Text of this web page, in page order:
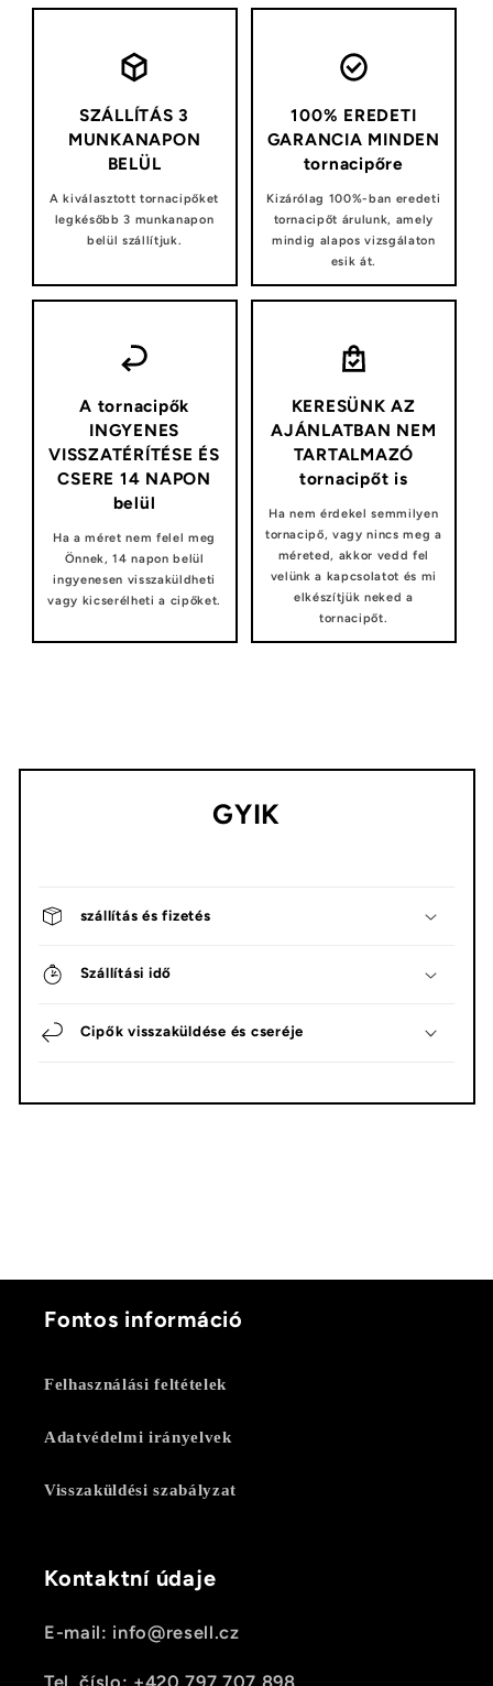
SZÁLLÍTÁS 3
MUNKANAPON
BELÜL
A kiválasztott tornacipőket
legkésőbb 3 munkanapon
belül szállítjuk.
100% EREDETI
GARANCIA MINDEN
tornacipőre
Kizárólag 100%-ban eredeti
tornacipőt árulunk, amely
mindig alapos vizsgálaton
esik át.
A tornacipők
INGYENES
VISSZATÉRÍTÉSE ÉS
CSERE 14 NAPON
belül
Ha a méret nem felel meg
Önnek, 14 napon belül
ingyenesen visszaküldheti
vagy kicserélheti a cipőket.
KERESÜNK AZ
AJÁNLATBAN NEM
TARTALMAZÓ
tornacipőt is
Ha nem érdekel semmilyen
tornacipő, vagy nincs meg a
méreted, akkor vedd fel
velünk a kapcsolatot és mi
elkészítjük neked a
tornacipőt.
GYIK
szállítás és fizetés
Szállítási idő
Cipők visszaküldése és cseréje
Fontos információ
Felhasználási feltételek
Adatvédelmi irányelvek
Visszaküldési szabályzat
Kontaktní údaje
E-mail: info@resell.cz
Tel. číslo: +420 797 707 898